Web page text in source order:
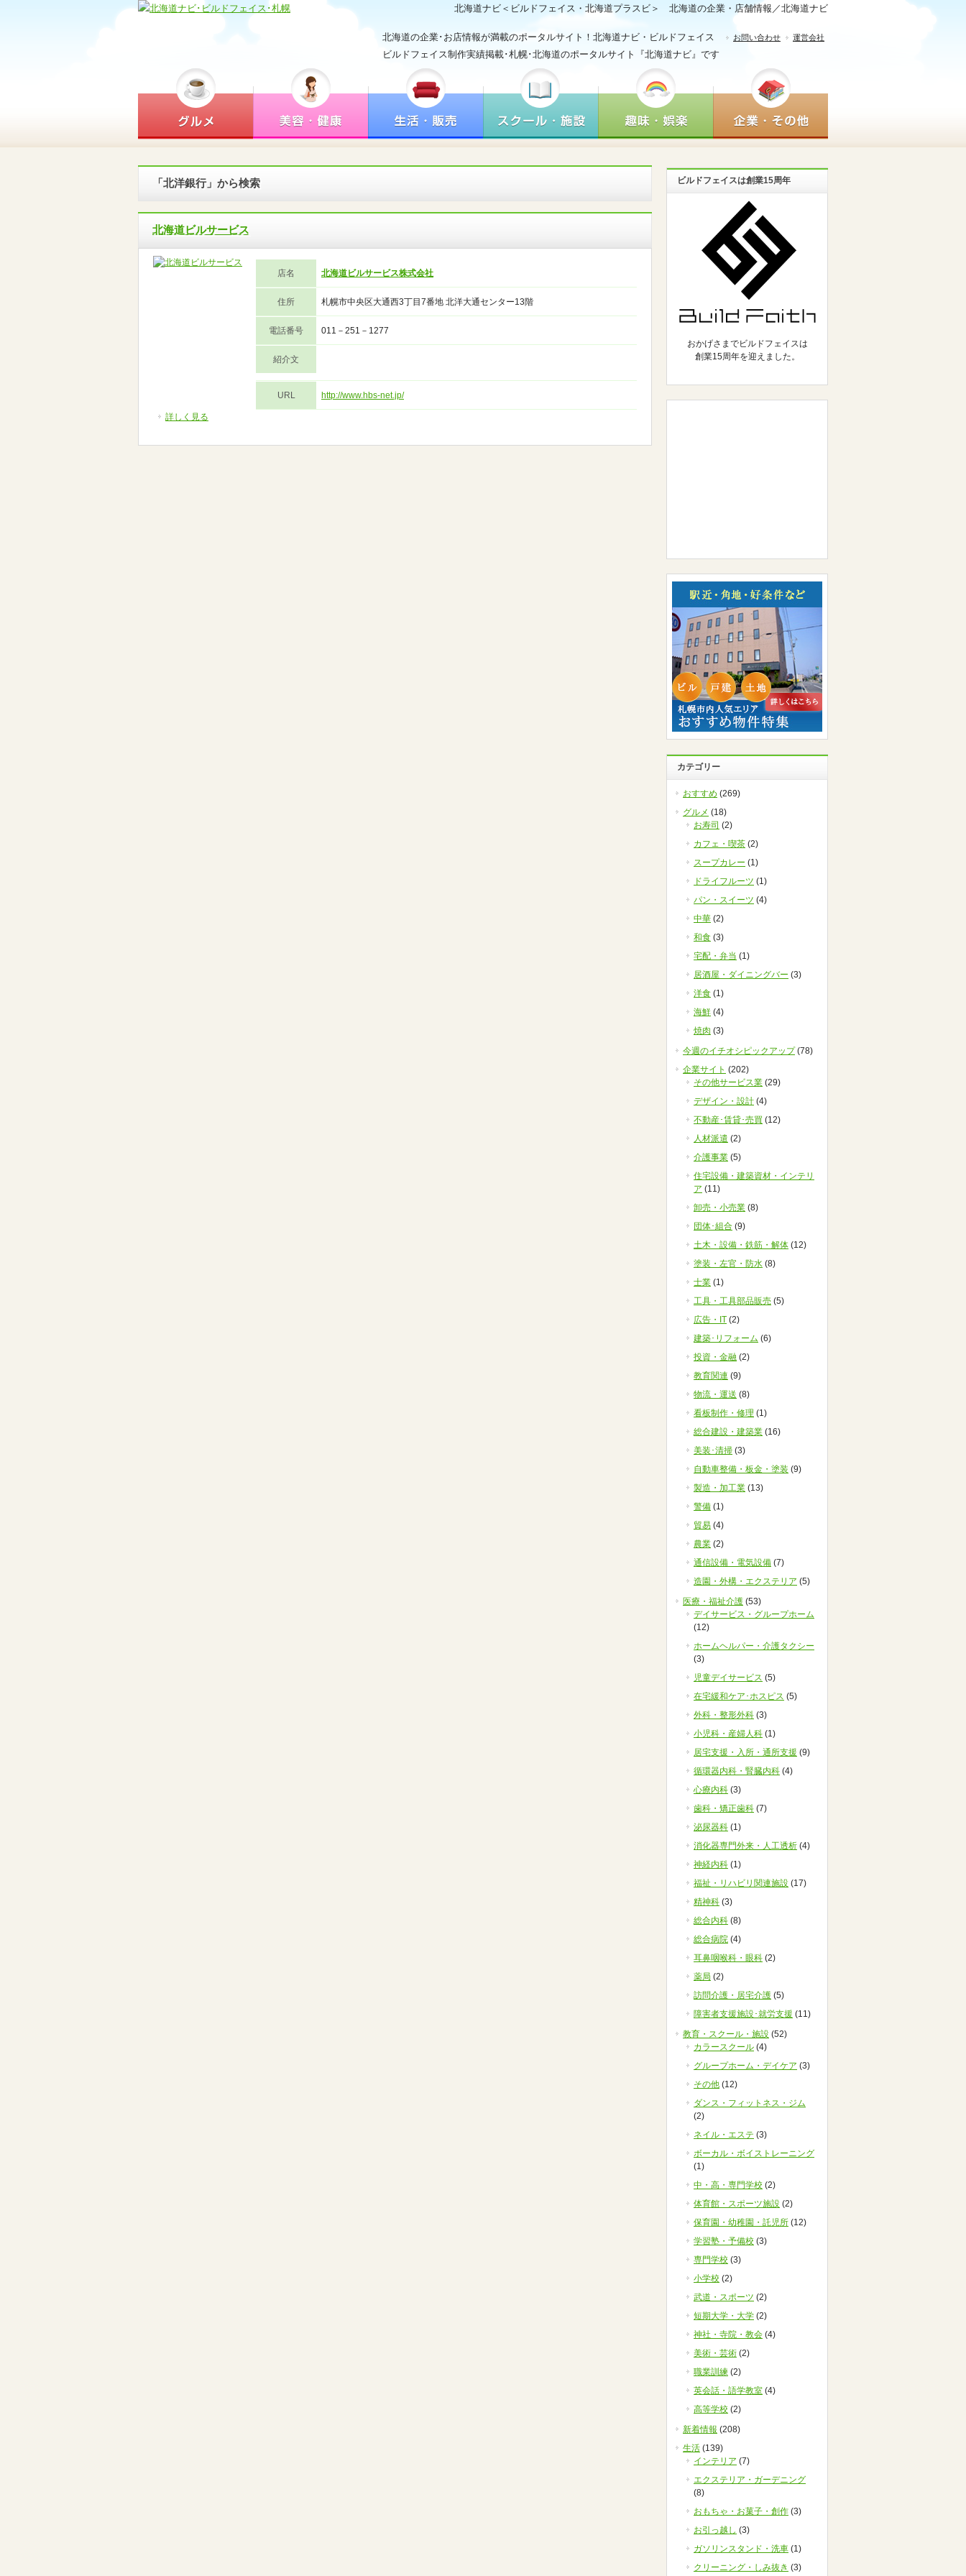
北海道ナビ＜ビルドフェイス・北海道プラスビ＞ 北海道の企業・店舗情報／北海道ナビ
北海道の企業･お店情報が満載のポータルサイト！北海道ナビ・ビルドフェイス
ビルドフェイス制作実績掲載･札幌･北海道のポータルサイト『北海道ナビ』です
お問い合わせ 運営会社
「北洋銀行」から検索
北海道ビルサービス
店名 北海道ビルサービス株式会社
住所 札幌市中央区大通西3丁目7番地 北洋大通センター13階
電話番号 011－251－1277
紹介文
URL http://www.hbs-net.jp/
詳しく見る
ビルドフェイスは創業15周年
おかげさまでビルドフェイスは
創業15周年を迎えました。
カテゴリー
おすすめ (269)
グルメ (18)
お寿司 (2)
カフェ・喫茶 (2)
スープカレー (1)
ドライフルーツ (1)
パン・スイーツ (4)
中華 (2)
和食 (3)
宅配・弁当 (1)
居酒屋・ダイニングバー (3)
洋食 (1)
海鮮 (4)
焼肉 (3)
今週のイチオシピックアップ(78)
企業サイト (202)
その他サービス業 (29)
デザイン・設計 (4)
不動産･賃貸･売買 (12)
人材派遣 (2)
介護事業 (5)
住宅設備・建築資材・インテリ
ア (11)
卸売・小売業 (8)
団体･組合 (9)
土木・設備・鉄筋・解体 (12)
塗装・左官・防水 (8)
士業 (1)
工具・工具部品販売 (5)
広告・IT (2)
建築･リフォーム (6)
投資・金融 (2)
教育関連 (9)
物流・運送 (8)
看板制作・修理 (1)
総合建設・建築業 (16)
美装･清掃 (3)
自動車整備・板金・塗装 (9)
製造・加工業 (13)
警備 (1)
貿易 (4)
農業 (2)
通信設備・電気設備 (7)
造園・外構・エクステリア (5)
医療・福祉介護 (53)
デイサービス・グループホーム
(12)
ホームヘルパー・介護タクシー
(3)
児童デイサービス (5)
在宅緩和ケア･ホスピス (5)
外科・整形外科 (3)
小児科・産婦人科 (1)
居宅支援・入所・通所支援 (9)
循環器内科・腎臓内科 (4)
心療内科 (3)
歯科・矯正歯科 (7)
泌尿器科 (1)
消化器専門外来・人工透析 (4)
神経内科 (1)
福祉・リハビリ関連施設 (17)
精神科 (3)
総合内科 (8)
総合病院 (4)
耳鼻咽喉科・眼科 (2)
薬局 (2)
訪問介護・居宅介護 (5)
障害者支援施設･就労支援 (11)
教育・スクール・施設 (52)
カラースクール (4)
グループホーム・デイケア (3)
その他 (12)
ダンス・フィットネス・ジム
(2)
ネイル・エステ (3)
ボーカル・ボイストレーニング
(1)
中・高・専門学校 (2)
体育館・スポーツ施設 (2)
保育園・幼稚園・託児所 (12)
学習塾・予備校 (3)
専門学校 (3)
小学校 (2)
武道・スポーツ (2)
短期大学・大学 (2)
神社・寺院・教会 (4)
美術・芸術 (2)
職業訓練 (2)
英会話・語学教室 (4)
高等学校 (2)
新着情報 (208)
生活 (139)
インテリア (7)
エクステリア・ガーデニング
(8)
おもちゃ・お菓子・創作 (3)
お引っ越し (3)
ガソリンスタンド・洗車 (1)
クリーニング・しみ抜き (3)